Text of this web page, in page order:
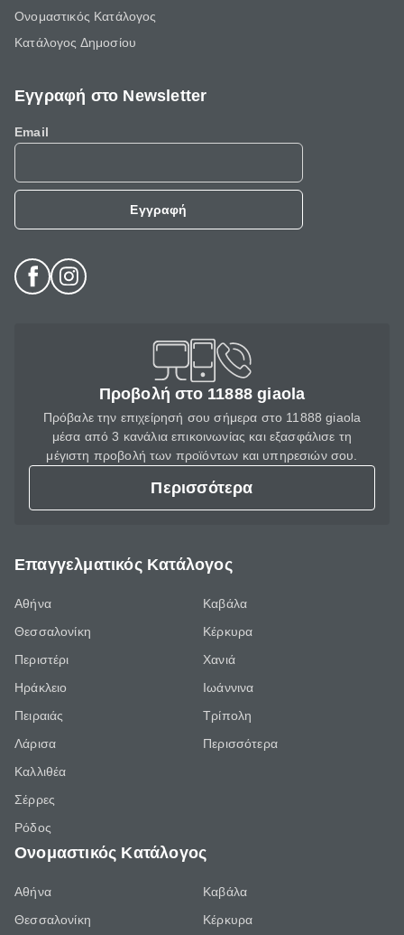
Ονομαστικός Κατάλογος
Κατάλογος Δημοσίου
Εγγραφή στο Newsletter
Email
Εγγραφή
Προβολή στο 11888 giaola
Πρόβαλε την επιχείρησή σου σήμερα στο 11888 giaola
μέσα από 3 κανάλια επικοινωνίας και εξασφάλισε τη
μέγιστη προβολή των προϊόντων και υπηρεσιών σου.
Περισσότερα
Επαγγελματικός Κατάλογος
Αθήνα
Θεσσαλονίκη
Περιστέρι
Ηράκλειο
Πειραιάς
Λάρισα
Καλλιθέα
Σέρρες
Ρόδος
Καβάλα
Κέρκυρα
Χανιά
Ιωάννινα
Τρίπολη
Περισσότερα
Ονομαστικός Κατάλογος
Αθήνα
Θεσσαλονίκη
Καβάλα
Κέρκυρα